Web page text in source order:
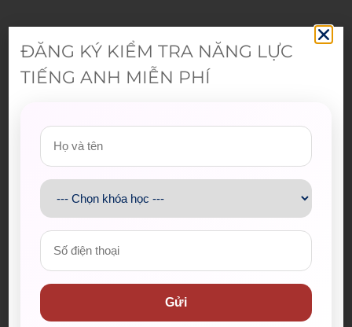
Admin
ĐĂNG KÝ KIỂM TRA NĂNG LỰC
TIẾNG ANH MIỄN PHÍ
Gửi